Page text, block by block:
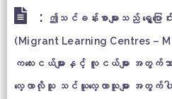
:
ဤသင်ခန်းစာများသည် ရွှေ့ပြောင်
(Migrant Learning Centres –
ကလေးငယ်များနှင့် လူငယ်များ အတွ
လေ့လာလိုသူ သင်ယူလေ့လာသူများ အတွက်